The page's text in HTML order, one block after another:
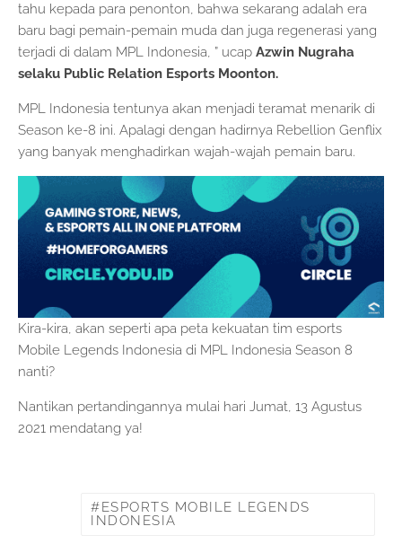
tahu kepada para penonton, bahwa sekarang adalah era
baru bagi pemain-pemain muda dan juga regenerasi yang
terjadi di dalam MPL Indonesia, ” ucap Azwin Nugraha
selaku Public Relation Esports Moonton.
MPL Indonesia tentunya akan menjadi teramat menarik di
Season ke-8 ini. Apalagi dengan hadirnya Rebellion Genflix
yang banyak menghadirkan wajah-wajah pemain baru.
Kira-kira, akan seperti apa peta kekuatan tim esports
Mobile Legends Indonesia di MPL Indonesia Season 8
nanti?
Nantikan pertandingannya mulai hari Jumat, 13 Agustus
2021 mendatang ya!
ESPORTS MOBILE LEGENDS
INDONESIA